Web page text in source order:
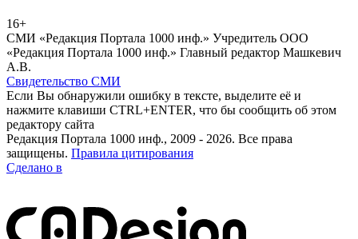
16+
СМИ «Редакция Портала 1000 инф.» Учредитель ООО
«Редакция Портала 1000 инф.» Главный редактор Машкевич
А.В.
Свидетельство СМИ
Если Вы обнаружили ошибку в тексте, выделите её и
нажмите клавиши CTRL+ENTER, что бы сообщить об этом
редактору сайта
Редакция Портала 1000 инф., 2009 - 2026. Все права
защищены. Правила цитирования
Сделано в